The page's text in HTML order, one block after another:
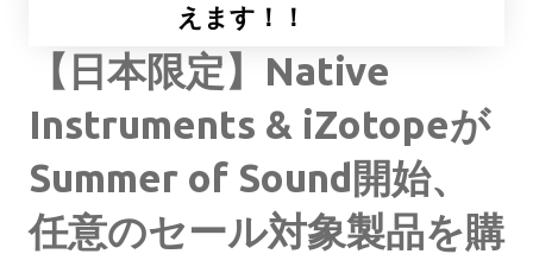
えます！！
【日本限定】Native
Instruments & iZotopeが
Summer of Sound開始、
任意のセール対象製品を購